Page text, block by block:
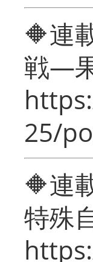
🔶連
戦―
25/
🔶連
特殊